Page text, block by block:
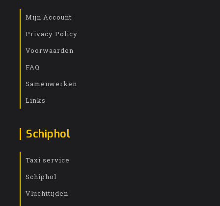
Mijn Account
Privacy Policy
Voorwaarden
FAQ
Samenwerken
Links
Schiphol
Taxi service
Schiphol
Vluchttijden